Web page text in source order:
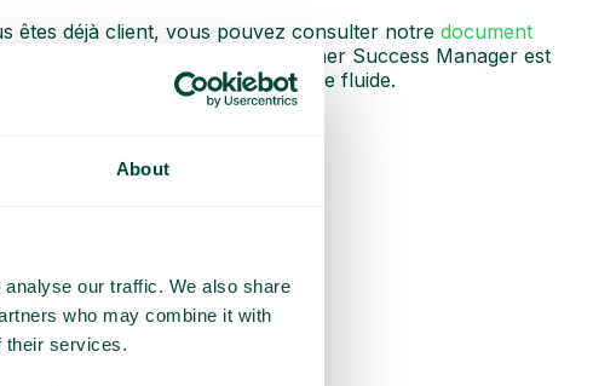
About
our traffic. We also share
who may combine it with
their services.
êtes déjà client, vous pouvez consulter notre document
De plus, votre Customer Success Manager est
et assurer une mise en œuvre fluide.